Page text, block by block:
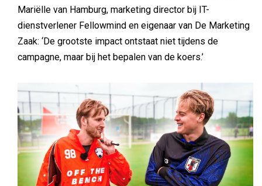
Mariëlle van Hamburg, marketing director bij IT-
dienstverlener Fellowmind en eigenaar van De Marketing
Zaak: ‘De grootste impact ontstaat niet tijdens de
campagne, maar bij het bepalen van de koers.’